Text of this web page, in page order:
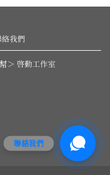
我們
＞ 啓動工作室
聯絡我們